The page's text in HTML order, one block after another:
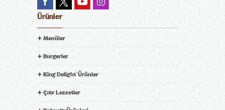
Ürünler
Menüler
Burgerler
King Delight® Ürünler
Çıtır Lezzetler